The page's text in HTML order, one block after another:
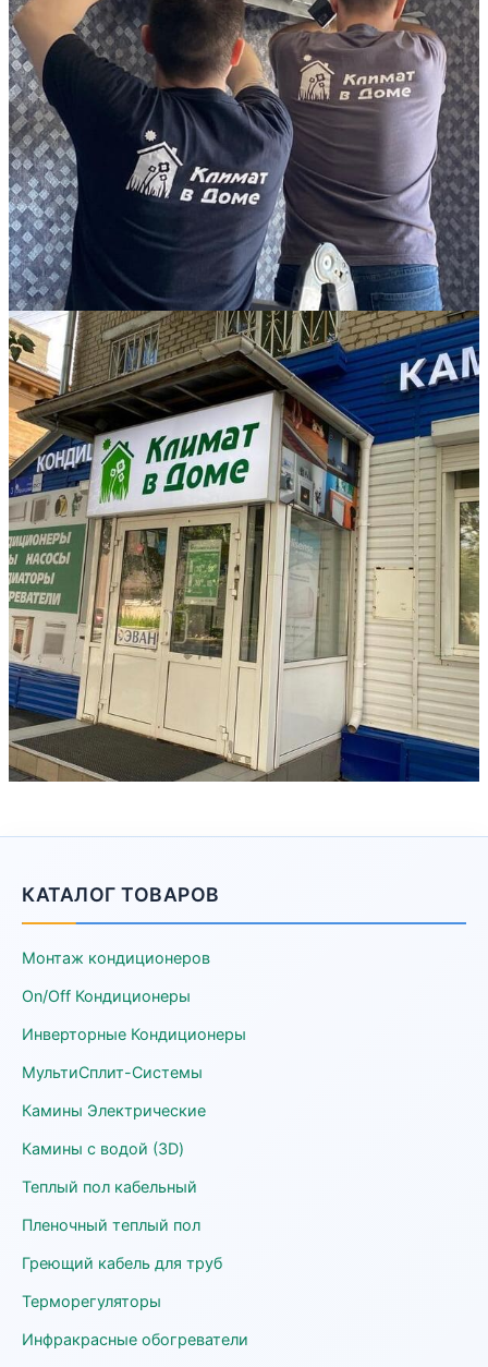
КАТАЛОГ ТОВАРОВ
Монтаж кондиционеров
On/Off Кондиционеры
Инверторные Кондиционеры
МультиСплит-Системы
Камины Электрические
Камины с водой (3D)
Теплый пол кабельный
Пленочный теплый пол
Греющий кабель для труб
Терморегуляторы
Инфракрасные обогреватели